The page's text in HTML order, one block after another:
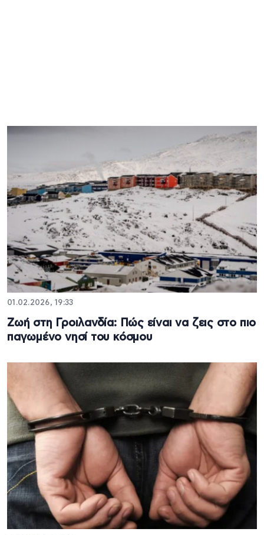
01.02.2026, 19:33
Ζωή στη Γροιλανδία: Πώς είναι να ζεις στο πιο
παγωμένο νησί του κόσμου